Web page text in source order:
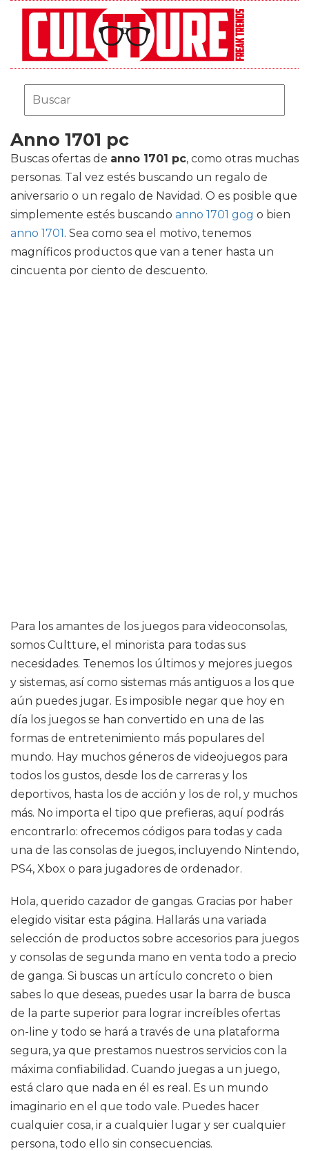
Anno 1701 pc
Buscas ofertas de anno 1701 pc, como otras muchas
personas. Tal vez estés buscando un regalo de
aniversario o un regalo de Navidad. O es posible que
simplemente estés buscando anno 1701 gog o bien
anno 1701. Sea como sea el motivo, tenemos
magníficos productos que van a tener hasta un
cincuenta por ciento de descuento.
Para los amantes de los juegos para videoconsolas,
somos Cultture, el minorista para todas sus
necesidades. Tenemos los últimos y mejores juegos
y sistemas, así como sistemas más antiguos a los que
aún puedes jugar. Es imposible negar que hoy en
día los juegos se han convertido en una de las
formas de entretenimiento más populares del
mundo. Hay muchos géneros de videojuegos para
todos los gustos, desde los de carreras y los
deportivos, hasta los de acción y los de rol, y muchos
más. No importa el tipo que prefieras, aquí podrás
encontrarlo: ofrecemos códigos para todas y cada
una de las consolas de juegos, incluyendo Nintendo,
PS4, Xbox o para jugadores de ordenador.
Hola, querido cazador de gangas. Gracias por haber
elegido visitar esta página. Hallarás una variada
selección de productos sobre accesorios para juegos
y consolas de segunda mano en venta todo a precio
de ganga. Si buscas un artículo concreto o bien
sabes lo que deseas, puedes usar la barra de busca
de la parte superior para lograr increíbles ofertas
on-line y todo se hará a través de una plataforma
segura, ya que prestamos nuestros servicios con la
máxima confiabilidad. Cuando juegas a un juego,
está claro que nada en él es real. Es un mundo
imaginario en el que todo vale. Puedes hacer
cualquier cosa, ir a cualquier lugar y ser cualquier
persona, todo ello sin consecuencias.